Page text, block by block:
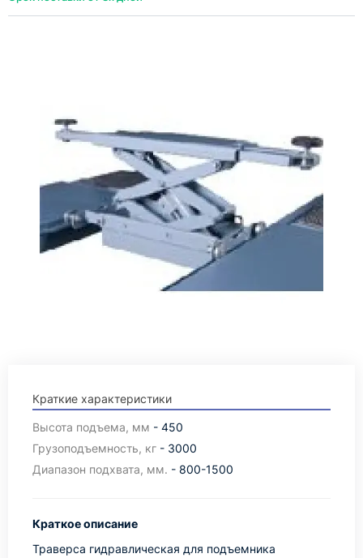
Краткие характеристики
Высота подъема, мм - 450
Грузоподъемность, кг - 3000
Диапазон подхвата, мм. - 800-1500
Краткое описание
Траверса гидравлическая для подъемника